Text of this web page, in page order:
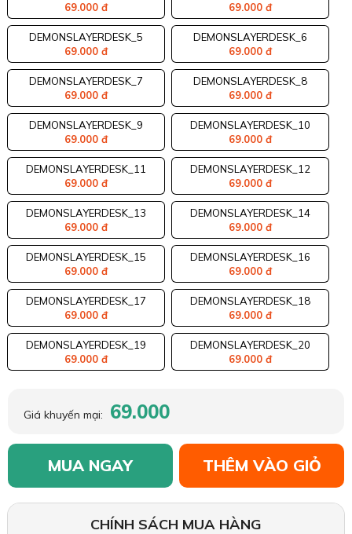
69.000 đ
69.000 đ
DEMONSLAYERDESK_5
69.000 đ
DEMONSLAYERDESK_6
69.000 đ
DEMONSLAYERDESK_7
69.000 đ
DEMONSLAYERDESK_8
69.000 đ
DEMONSLAYERDESK_9
69.000 đ
DEMONSLAYERDESK_10
69.000 đ
DEMONSLAYERDESK_11
69.000 đ
DEMONSLAYERDESK_12
69.000 đ
DEMONSLAYERDESK_13
69.000 đ
DEMONSLAYERDESK_14
69.000 đ
DEMONSLAYERDESK_15
69.000 đ
DEMONSLAYERDESK_16
69.000 đ
DEMONSLAYERDESK_17
69.000 đ
DEMONSLAYERDESK_18
69.000 đ
DEMONSLAYERDESK_19
69.000 đ
DEMONSLAYERDESK_20
69.000 đ
Giá khuyến mại: 69.000
MUA NGAY THÊM VÀO GIỎ
CHÍNH SÁCH MUA HÀNG